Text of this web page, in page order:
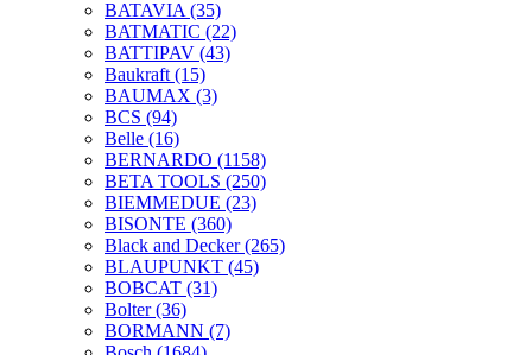
BATAVIA (35)
BATMATIC (22)
BATTIPAV (43)
Baukraft (15)
BAUMAX (3)
BCS (94)
Belle (16)
BERNARDO (1158)
BETA TOOLS (250)
BIEMMEDUE (23)
BISONTE (360)
Black and Decker(265)
BLAUPUNKT (45)
BOBCAT (31)
Bolter(36)
BORMANN (7)